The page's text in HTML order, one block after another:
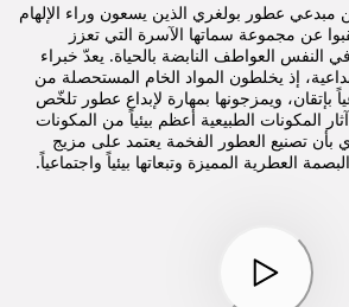
عطور بولغري الذين يسعون وراء الإلهام
عن مجموعة سماتها الآسرة التي تعزز
في النفس العواطف النابضة بالحياة. يعدّ خبراء
إذ يخلطون المواد الخام المستحصلة من
بإتقان، ويمزجونها بمهارة لإبداع عطور تلخّص
المكونات الطبيعية أعظم بيئياً من المكونات
بأن تصنيع العطور الفخمة يعتمد على مزيج
العطرية المميزة وتبعاتها بيئياً واجتماعياً.